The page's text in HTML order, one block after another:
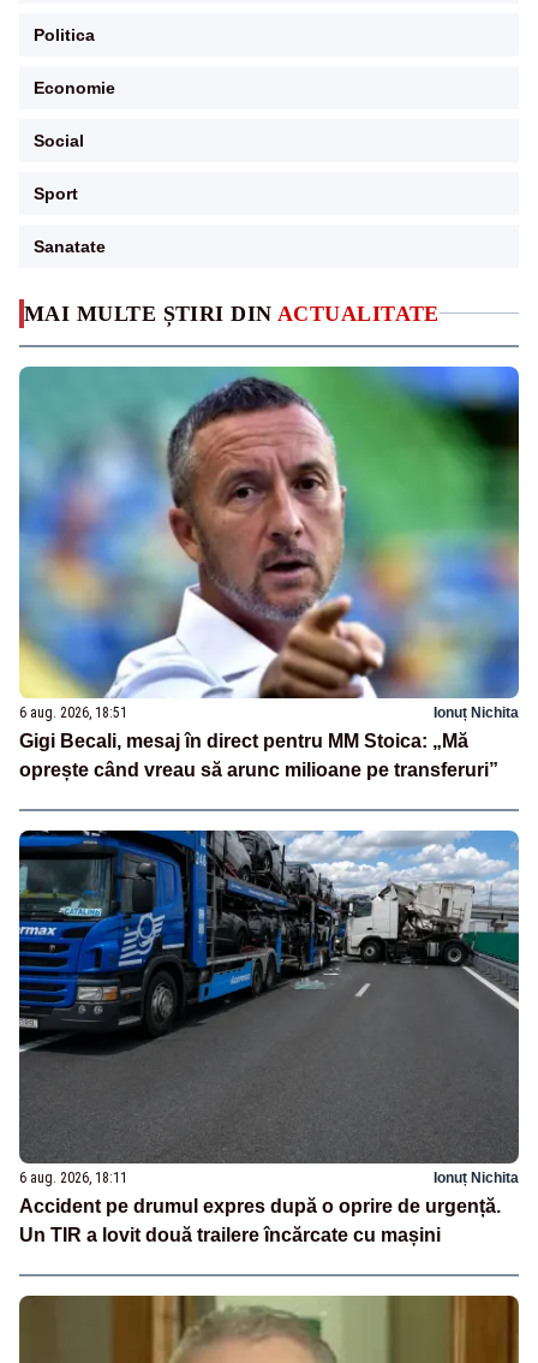
MAI MULTE ȘTIRI DIN ACTUALITATE
6 aug. 2026, 18:51 Ionuț Nichita
Gigi Becali, mesaj în direct pentru MM Stoica: „Mă
oprește când vreau să arunc milioane pe transferuri”
6 aug. 2026, 18:11 Ionuț Nichita
Accident pe drumul expres după o oprire de urgență.
Un TIR a lovit două trailere încărcate cu mașini
Politica
Economie
Social
Sport
Sanatate